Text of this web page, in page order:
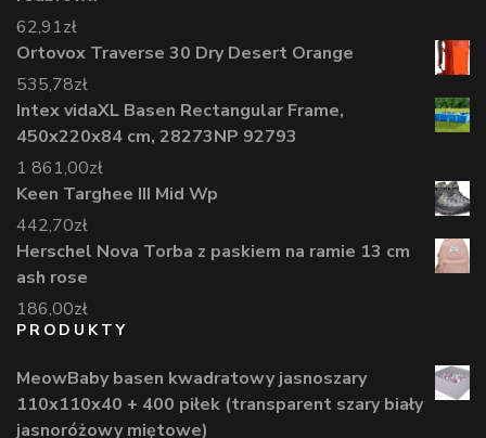
62,91zł
Ortovox Traverse 30 Dry Desert Orange
535,78zł
Intex vidaXL Basen Rectangular Frame,
450x220x84 cm, 28273NP 92793
1 861,00zł
Keen Targhee III Mid Wp
442,70zł
Herschel Nova Torba z paskiem na ramie 13 cm
ash rose
186,00zł
PRODUKTY
MeowBaby basen kwadratowy jasnoszary
110x110x40 + 400 piłek (transparent szary biały
jasnoróżowy miętowe)